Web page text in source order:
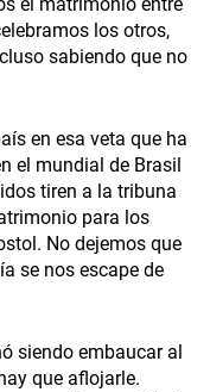
los otros,
sabiendo que no
en esa veta que ha
el mundial de Brasil
tiren a la tribuna
para los
No dejemos que
se nos escape de
siendo embaucar al
que aflojarle.